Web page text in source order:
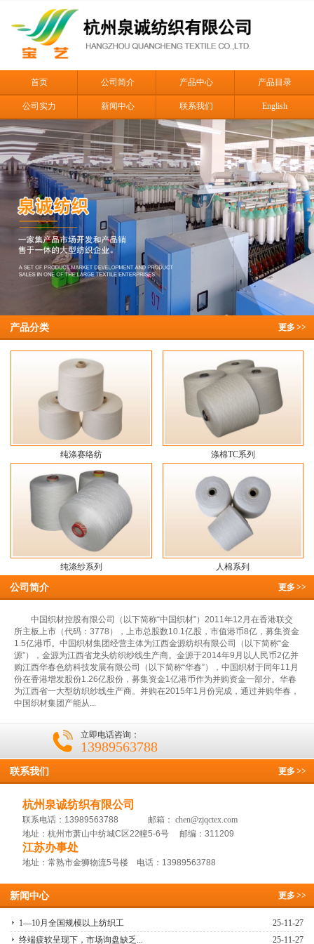
首页 公司简介 产品中心 产品目录
公司实力 新闻中心 联系我们 English
更多>>
产品分类
纯涤赛络纺 涤棉TC系列
纯涤纱系列 人棉系列
更多>>
公司简介
中国织材控股有限公司（以下简称“中国织材”）2011年12月在香港联交
所主板上市（代码：3778），上市总股数10.1亿股，市值港币8亿，募集资金
1.5亿港币。中国织材集团经营主体为江西金源纺织有限公司（以下简称“金
源”），金源为江西省龙头纺织纱线生产商。金源于2014年9月以人民币2亿并
购江西华春色纺科技发展有限公司（以下简称“华春”），中国织材于同年11月
份在香港增发股份1.26亿股份，募集资金1亿港币作为并购资金一部分。华春
为江西省一大型纺织纱线生产商。并购在2015年1月份完成，通过并购华春，
中国织材集团产能从...
立即电话咨询：
13989563788
更多>>
联系我们
杭州泉诚纺织有限公司
联系电话：13989563788 邮箱： chen@zjqctex.com
地址：杭州市萧山中纺城C区22幢5-6号 邮编：311209
江苏办事处
地址：常熟市金狮物流5号楼 电话：13989563788
更多>>
新闻中心
25-11-27
1—10月全国规模以上纺织工
25-11-27
终端疲软呈现下，市场询盘缺乏...